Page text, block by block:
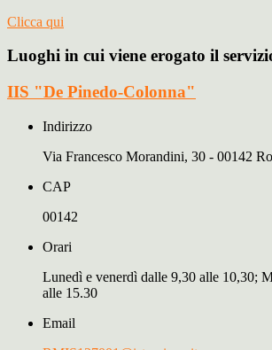
Clicca qui
Luoghi in cui viene erogato il
IIS "De Pinedo-Colonna"
Indirizzo
Via Francesco Morandini, 30 - 00142
CAP
00142
Orari
Lunedì e venerdì dalle 9,30 alle 10,30;
alle 15.30
Email